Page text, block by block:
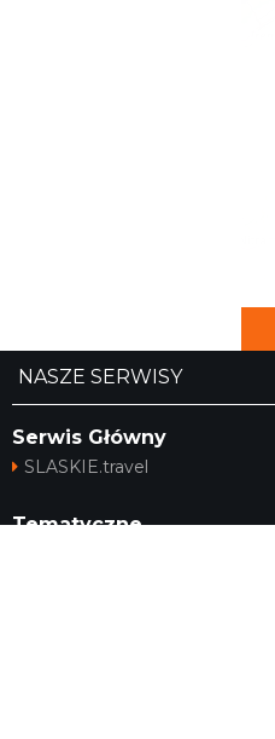
NASZE SERWISY
Serwis Główny
SLASKIE.travel
Tematyczne